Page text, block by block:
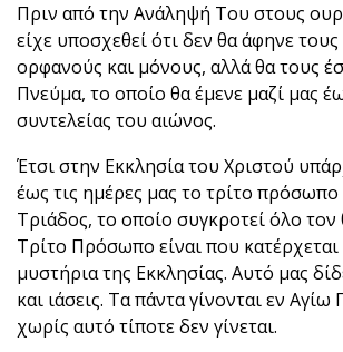
Πριν από την Ανάληψή Του στους
είχε υποσχεθεί ότι δεν θα άφηνε
ορφανούς και μόνους, αλλά θα τους
Πνεύμα, το οποίο θα έμενε μαζί μας
συντελείας του αιώνος.
Έτσι στην Εκκλησία του Χριστού
έως τις ημέρες μας το τρίτο πρόσωπο
Τριάδος, το οποίο συγκροτεί όλο
Τρίτο Πρόσωπο είναι που κατέρχεται
μυστήρια της Εκκλησίας. Αυτό μας
και ιάσεις. Τα πάντα γίνονται εν Αγίω
χωρίς αυτό τίποτε δεν γίνεται.